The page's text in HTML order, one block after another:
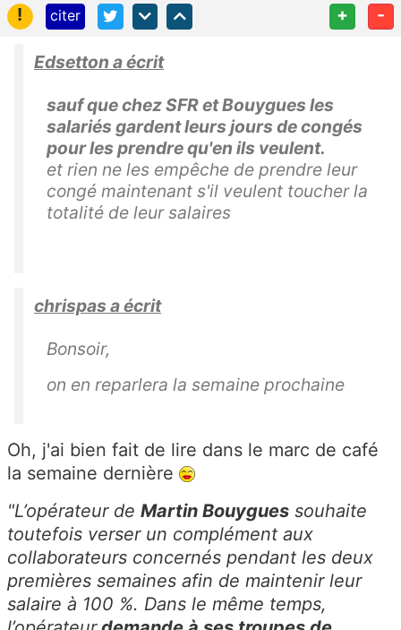
!
citer + -
Edsetton a écrit
sauf que chez SFR et Bouygues les
salariés gardent leurs jours de congés
pour les prendre qu'en ils veulent.
et rien ne les empêche de prendre leur
congé maintenant s'il veulent toucher la
totalité de leur salaires
chrispas a écrit
Bonsoir,
on en reparlera la semaine prochaine
Oh, j'ai bien fait de lire dans le marc de café
la semaine dernière
"L’opérateur de Martin Bouygues souhaite
toutefois verser un complément aux
collaborateurs concernés pendant les deux
premières semaines afin de maintenir leur
salaire à 100 %. Dans le même temps,